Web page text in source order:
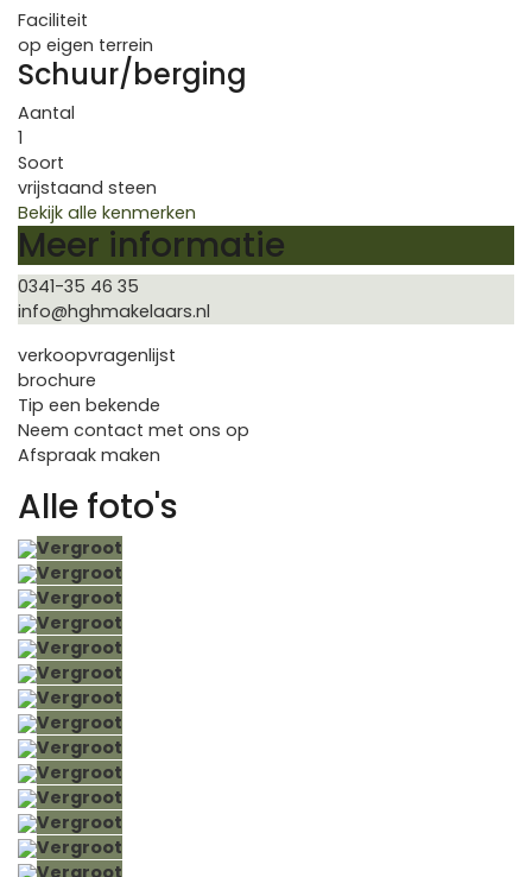
Faciliteit
op eigen terrein
Schuur/berging
Aantal
1
Soort
vrijstaand steen
Bekijk alle kenmerken
Meer informatie
0341-35 46 35
info@hghmakelaars.nl
verkoopvragenlijst
brochure
Tip een bekende
Neem contact met ons op
Afspraak maken
Alle foto's
Vergroot
Vergroot
Vergroot
Vergroot
Vergroot
Vergroot
Vergroot
Vergroot
Vergroot
Vergroot
Vergroot
Vergroot
Vergroot
Vergroot